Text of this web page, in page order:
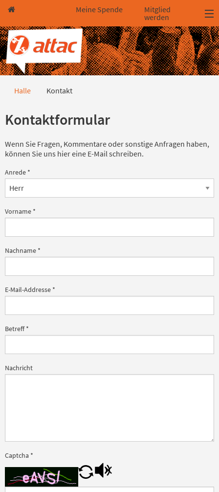
Direkt zum Hauptinhalt springen
Direkt zur Haupt-Navigation springen
Direkt zur Service-Navigation springen
Direkt zur Footer-Navigation springen
Direkt zum Footerinhalt springen
Meine Spende
Mitglied
werden
Kontakt
Halle Kontakt
Kontaktformular
Wenn Sie Fragen, Kommentare oder sonstige Anfragen haben,
können Sie uns hier eine E-Mail schreiben.
Anrede *
Vorname *
Nachname *
E-Mail-Addresse *
Betreff*
Nachricht
Captcha *